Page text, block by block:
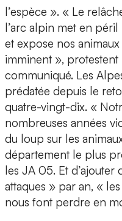
l’espèce ». « Le
l’arc alpin met en
et expose nos
imminent », protestent
communiqué. Les
prédatée depuis le
quatre-vingt-dix. «
nombreuses années
du loup sur les
département le plus
les JA 05. Et
attaques » par an, «
nous font perdre en